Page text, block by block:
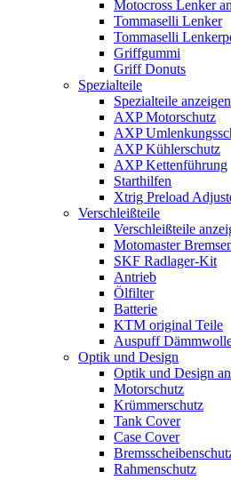
Motocross Lenker
Tommaselli Lenker
Tommaselli
Griffgummi
Griff Donuts
Spezialteile
Spezialteile anzeigen
AXP Motorschutz
AXP
AXP Kühlerschutz
AXP Kettenführung
Starthilfen
Xtrig Preload
Verschleißteile
Verschleißteile
Motomaster
SKF Radlager-Kit
Antrieb
Ölfilter
Batterie
KTM original Teile
Auspuff
Optik und Design
Optik und Design
Motorschutz
Krümmerschutz
Tank Cover
Case Cover
Rahmenschutz